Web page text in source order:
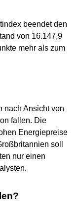
beendet den
von 16.147,9
mehr als zum
nach Ansicht von
fallen. Die
Energiepreise
soll
nur einen